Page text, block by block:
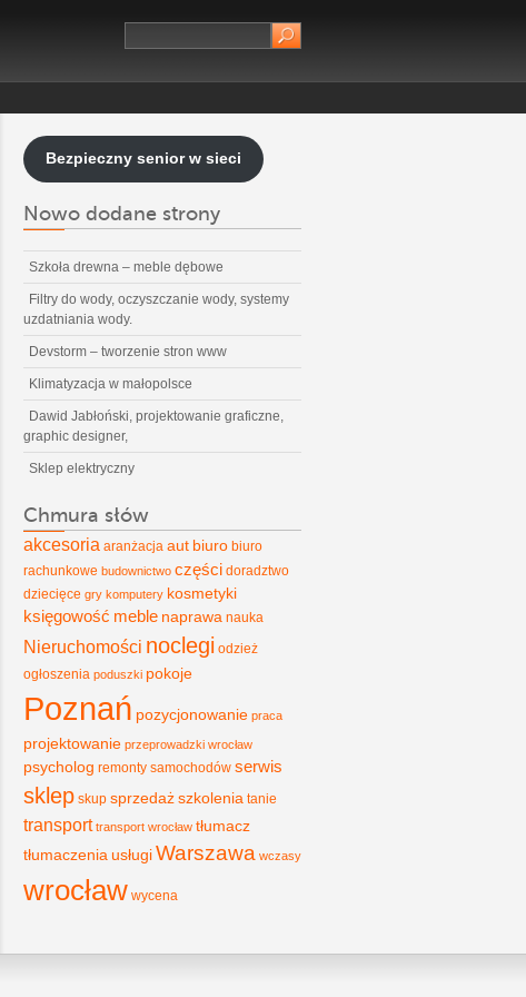
Bezpieczny senior w sieci
Nowo dodane strony
Szkoła drewna – meble dębowe
Filtry do wody, oczyszczanie wody, systemy
uzdatniania wody.
Devstorm – tworzenie stron www
Klimatyzacja w małopolsce
Dawid Jabłoński, projektowanie graficzne,
graphic designer,
Sklep elektryczny
Chmura słów
akcesoria aranżacja aut biuro biuro
rachunkowe budownictwo części doradztwo
dziecięce gry komputery kosmetyki
księgowość meble naprawa nauka
Nieruchomości noclegi odzież
ogłoszenia poduszki pokoje
Poznań pozycjonowanie praca
projektowanie przeprowadzki wrocław
psycholog remonty samochodów serwis
sklep skup sprzedaższkolenia tanie
transport transport wrocław tłumacz
tłumaczenia usługiWarszawa wczasy
wrocław wycena